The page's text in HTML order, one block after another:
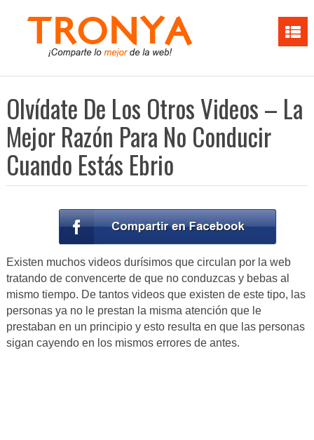
Olvídate De Los Otros Videos – La
Mejor Razón Para No Conducir
Cuando Estás Ebrio
Existen muchos videos durísimos que circulan por la web
tratando de convencerte de que no conduzcas y bebas al
mismo tiempo. De tantos videos que existen de este tipo, las
personas ya no le prestan la misma atención que le
prestaban en un principio y esto resulta en que las personas
sigan cayendo en los mismos errores de antes.